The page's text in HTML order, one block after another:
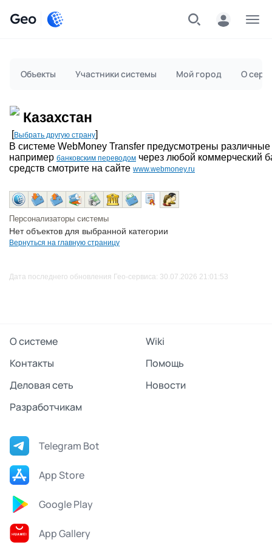
Geo
Объекты Участники системы Мой город О
Казахстан
[Выбрать другую страну]
В системе WebMoney Transfer предусмотрены
например банковским переводом через любой коммерческий
средств смотрите на сайте www.webmoney.ru
Персонализаторы системы
Нет объектов для выбранной категории
Вернуться на главную страницу
Дата последнего обновления Гео-сервиса: 30.07.2026 21:01:53
О системе
Wiki
Контакты
Помощь
Деловая сеть
Новости
Разработчикам
Telegram Bot
App Store
Google Play
App Gallery